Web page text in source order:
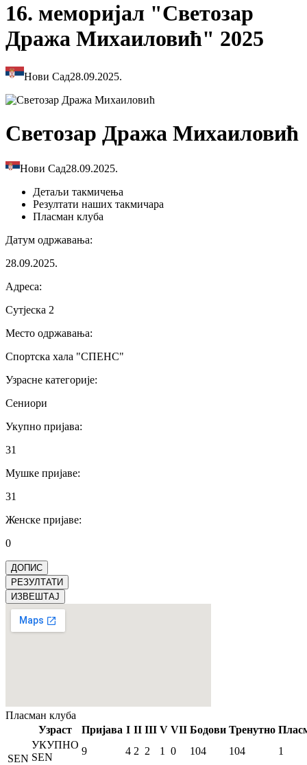
16. меморијал "Светозар
Дража Михаиловић" 2025
Нови Сад28.09.2025.
Светозар Дража Михаиловић
Нови Сад28.09.2025.
Детаљи такмичења
Резултати наших такмичара
Пласман клуба
Датум одржавања:
28.09.2025.
Адреса:
Сутјеска 2
Место одржавања:
Спортска хала "СПЕНС"
Узрасне категорије:
Сениори
Укупно пријава:
31
Мушке пријаве:
31
Женске пријаве:
0
ДОПИС
РЕЗУЛТАТИ
ИЗВЕШТАЈ
Пласман клуба
Узраст
Пријава I II III V VII Бодови Тренутно
SEN
УКУПНО
SEN
9 4 2 2 1 0 104 104 1